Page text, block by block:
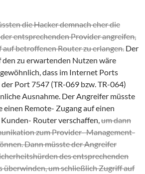
die Hacker demnach eher die
entsprechenden Provider angreifen,
betroffenen Router zu erlangen. Der
den zu erwartenden Nutzen wäre
dass im Internet Ports
Port 7547 (TR-069 bzw. TR-064)
Ausnahme. Der Angreifer müsste
einen Remote- Zugang auf einen
Router verschaffen,um dann
zum Provider- Management-
Dann müsste der Angreifer
des entsprechenden
überwinden, um schließlich Zugriff auf